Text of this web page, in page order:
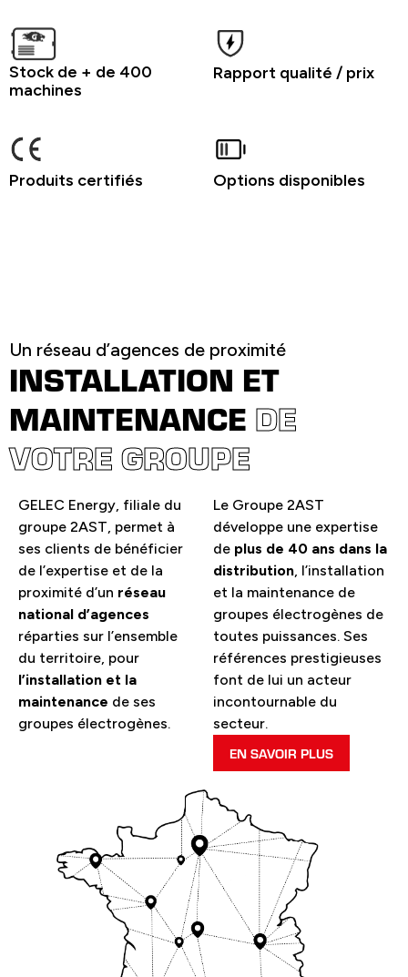
Stock de + de 400
machines
Rapport qualité / prix
Produits certifiés Options disponibles
Un réseau d’agences de proximité
INSTALLATION ET
MAINTENANCE DE
VOTRE GROUPE
GELEC Energy, filiale du
groupe 2AST, permet à
ses clients de bénéficier
de l’expertise et de la
proximité d’un réseau
national d’agences
réparties sur l’ensemble
du territoire, pour
l’installation et la
maintenance de ses
groupes électrogènes.
Le Groupe 2AST
développe une expertise
de plus de 40 ans dans la
distribution, l’installation
et la maintenance de
groupes électrogènes de
toutes puissances. Ses
références prestigieuses
font de lui un acteur
incontournable du
secteur.
EN SAVOIR PLUS